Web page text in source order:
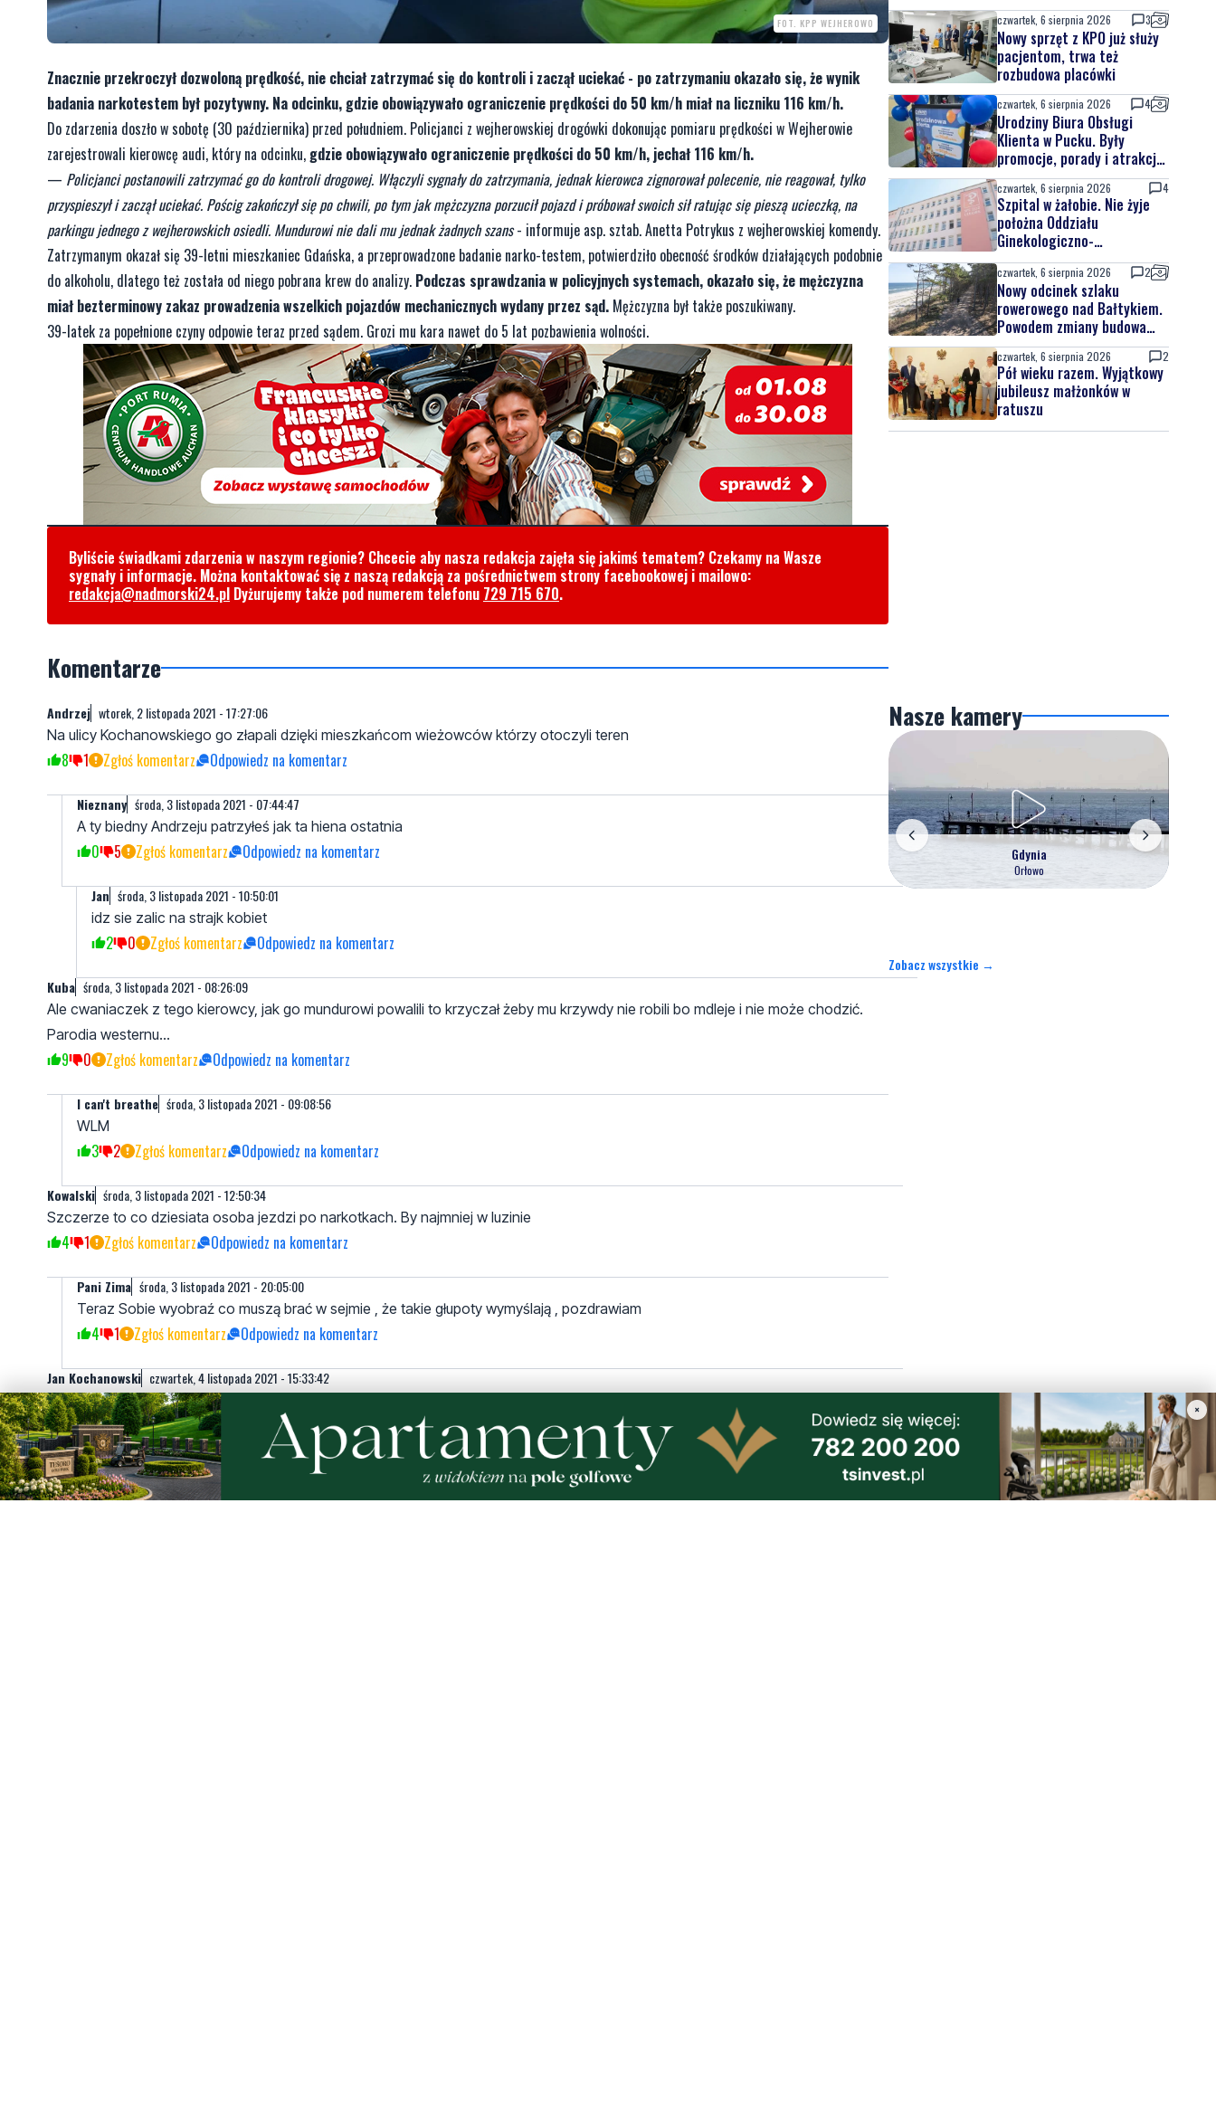
FOT. KPP WEJHEROWO
Znacznie przekroczył dozwoloną prędkość, nie chciał zatrzymać się do kontroli i zaczął uciekać - po zatrzymaniu okazało się, że wynik
badania narkotestem był pozytywny. Na odcinku, gdzie obowiązywało ograniczenie prędkości do 50 km/h miał na liczniku 116 km/h.
Do zdarzenia doszło w sobotę (30 października) przed południem. Policjanci z wejherowskiej drogówki dokonując pomiaru prędkości w Wejherowie
zarejestrowali kierowcę audi, który na odcinku, gdzie obowiązywało ograniczenie prędkości do 50 km/h, jechał 116 km/h.
— Policjanci postanowili zatrzymać go do kontroli drogowej. Włączyli sygnały do zatrzymania, jednak kierowca zignorował polecenie, nie reagował, tylko
przyspieszył i zaczął uciekać. Pościg zakończył się po chwili, po tym jak mężczyzna porzucił pojazd i próbował swoich sił ratując się pieszą ucieczką, na
parkingu jednego z wejherowskich osiedli. Mundurowi nie dali mu jednak żadnych szans- informuje asp. sztab. Anetta Potrykus z wejherowskiej komendy.
Zatrzymanym okazał się 39-letni mieszkaniec Gdańska, a przeprowadzone badanie narko-testem, potwierdziło obecność środków działających podobnie
do alkoholu, dlatego też została od niego pobrana krew do analizy. Podczas sprawdzania w policyjnych systemach, okazało się, że mężczyzna
miał bezterminowy zakaz prowadzenia wszelkich pojazdów mechanicznych wydany przez sąd. Mężczyzna był także poszukiwany.
39-latek za popełnione czyny odpowie teraz przed sądem. Grozi mu kara nawet do 5 lat pozbawienia wolności.
Byliście świadkami zdarzenia w naszym regionie? Chcecie aby nasza redakcja zajęła się jakimś tematem? Czekamy na Wasze
sygnały i informacje. Można kontaktować się z naszą redakcją za pośrednictwem strony facebookowej i mailowo:
redakcja@nadmorski24.pl Dyżurujemy także pod numerem telefonu 729 715 670.
Komentarze
Andrzej wtorek, 2 listopada 2021 - 17:27:06
Na ulicy Kochanowskiego go złapali dzięki mieszkańcom wieżowców którzy otoczyli teren
8 1 Zgłoś komentarz Odpowiedz na komentarz
Nieznany środa, 3 listopada 2021 - 07:44:47
A ty biedny Andrzeju patrzyłeś jak ta hiena ostatnia
0 5 Zgłoś komentarz Odpowiedz na komentarz
Jan środa, 3 listopada 2021 - 10:50:01
idz sie zalic na strajk kobiet
2 0 Zgłoś komentarz Odpowiedz na komentarz
Kuba środa, 3 listopada 2021 - 08:26:09
Ale cwaniaczek z tego kierowcy, jak go mundurowi powalili to krzyczał żeby mu krzywdy nie robili bo mdleje i nie może chodzić.
Parodia westernu...
9 0 Zgłoś komentarz Odpowiedz na komentarz
I can't breathe środa, 3 listopada 2021 - 09:08:56
WLM
3 2 Zgłoś komentarz Odpowiedz na komentarz
Kowalski środa, 3 listopada 2021 - 12:50:34
Szczerze to co dziesiata osoba jezdzi po narkotkach. By najmniej w luzinie
4 1 Zgłoś komentarz Odpowiedz na komentarz
Pani Zima środa, 3 listopada 2021 - 20:05:00
Teraz Sobie wyobraź co muszą brać w sejmie , że takie głupoty wymyślają , pozdrawiam
4 1 Zgłoś komentarz Odpowiedz na komentarz
Jan Kochanowski czwartek, 4 listopada 2021 - 15:33:42
Nigdy nie jeżdżę bez alkoholu i narkotyków. Podobno na trzeźwo jeżdżę gorzej. Takich mam kolegów i koleżanki na trzeźwo ze
mną nie wsiądą.
2 2 Zgłoś komentarz Odpowiedz na komentarz
Jan Twardowski czwartek, 4 listopada 2021 - 15:35:03
czwartek, 6 sierpnia 2026 3
Nowy sprzęt z KPO już służy
pacjentom, trwa też
rozbudowa placówki
czwartek, 6 sierpnia 2026 4
Urodziny Biura Obsługi
Klienta w Pucku. Były
promocje, porady i atrakcje
dla najmłodszych
czwartek, 6 sierpnia 2026 4
Szpital w żałobie. Nie żyje
położna Oddziału
Ginekologiczno-
Położniczego
czwartek, 6 sierpnia 2026 2
Nowy odcinek szlaku
rowerowego nad Bałtykiem.
Powodem zmiany budowa
elektrowni jądrowej
czwartek, 6 sierpnia 2026 2
Pół wieku razem. Wyjątkowy
jubileusz małżonków w
ratuszu
Nasze kamery
Gdynia
Orłowo
Zobacz wszystkie →
×